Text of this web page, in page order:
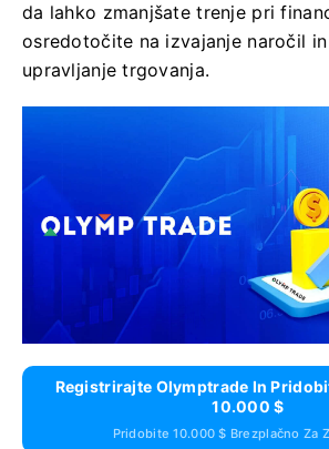
da lahko zmanjšate trenje pri
osredotočite na izvajanje naročil
upravljanje trgovanja.
Registrirajte Olymptrade In
10.000 $
Pridobite 10.000 $ Brezplačno Za